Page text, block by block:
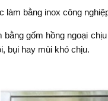
làm bằng inox công
gốm hồng ngoại
bụi hay mùi khó chịu.